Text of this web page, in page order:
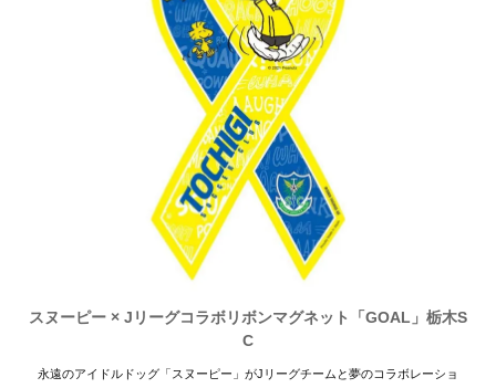
スヌーピー × Jリーグコラボリボンマグネット「GOAL」栃木S
C
永遠のアイドルドッグ「スヌーピー」がJリーグチームと夢のコラボレーショ